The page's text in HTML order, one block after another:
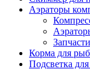
Аэраторы
Корма для
Подсветка